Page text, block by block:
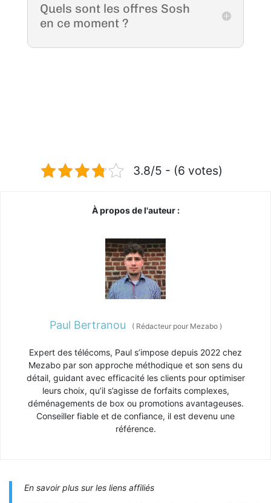
Quels sont les offres Sosh
en ce moment ?
3.8/5 - (6 votes)
À propos de l'auteur :
Paul Bertranou (Rédacteur pour Mezabo )
Expert des télécoms, Paul s’impose depuis 2022 chez
Mezabo par son approche méthodique et son sens du
détail, guidant avec efficacité les clients pour optimiser
leurs choix, qu’il s’agisse de forfaits complexes,
déménagements de box ou promotions avantageuses.
Conseiller fiable et de confiance, il est devenu une
référence.
En savoir plus sur les liens affiliés